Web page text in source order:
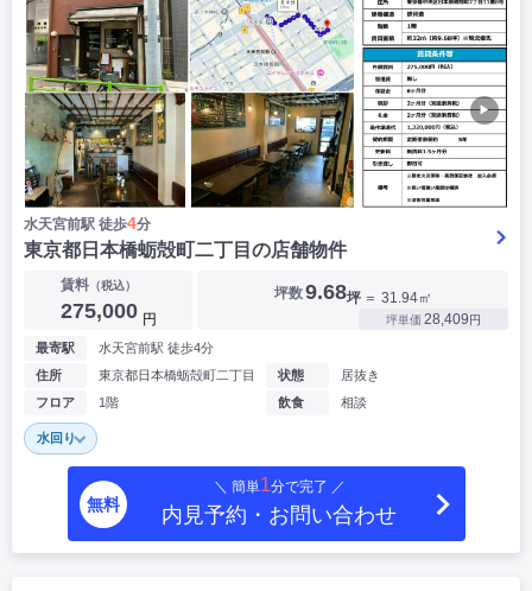
▶
水天宮前駅 徒歩4分
東京都日本橋蛎殻町二丁目の店舗物件
賃料（税込）
275,000 円
坪数9.68坪 ＝ 31.94㎡
坪単価 28,409円
最寄駅
水天宮前駅 徒歩4分
住所
東京都日本橋蛎殻町二丁目
フロア
1階
状態
居抜き
飲食
相談
水回り
無料
＼ 簡単1分で完了 ／
内見予約・お問い合わせ